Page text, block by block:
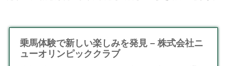
乗馬体験で新しい楽しみを発見 – 株式会社ニ
ューオリンピッククラブ